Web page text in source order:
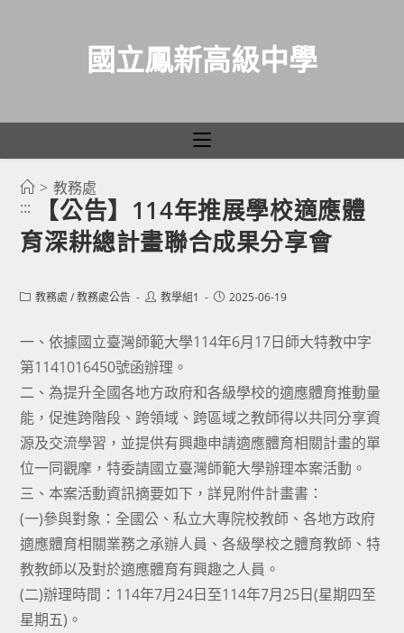
國立鳳新高級中學
> 教務處
:::
【公告】114年推展學校適應體
育深耕總計畫聯合成果分享會
Post教務處 / 教務處公告
Post教學組1
Post2025-06-19
一、依據國立臺灣師範大學114年6月17日師大特教中字
第1141016450號函辦理。
二、為提升全國各地方政府和各級學校的適應體育推動量
能，促進跨階段、跨領域、跨區域之教師得以共同分享資
源及交流學習，並提供有興趣申請適應體育相關計畫的單
位一同觀摩，特委請國立臺灣師範大學辦理本案活動。
三、本案活動資訊摘要如下，詳見附件計畫書：
(一)參與對象：全國公、私立大專院校教師、各地方政府
適應體育相關業務之承辦人員、各級學校之體育教師、特
教教師以及對於適應體育有興趣之人員。
(二)辦理時間：114年7月24日至114年7月25日(星期四至
星期五)。